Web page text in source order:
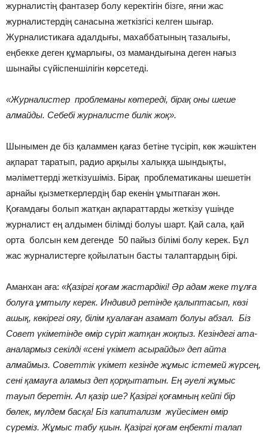
журналистің фантазер болу керектігін бізге, яғни жас
журналистердің санасына жеткізгісі келген шығар.
Журналистикаға адалдығы, махаббатының тазалығы,
еңбекке деген құмарлығы, оз мамандығына деген нағыз
шынайы сүйіспеншілігін көрсетеді.
«Журналистер проблеманы көтереді, бірақ оны шеше
алмайды. Себебі журналисте билік жоқ».
Шынымен де біз қаламмен қағаз бетіне түсіріп, көк жәшіктен
ақпарат таратып, радио арқылы халыққа шындықты,
мәліметтерді жеткізушіміз. Бірақ проблематиканы шешетін
арнайы қызметкерлердің бар екенін ұмытпаған жөн.
Қоғамдағы болып жатқан ақпараттарды жеткізу үшінде
журналист ең алдымен білімді болуы шарт. Қай сала, қай
орта болсын кем дегенде 50 пайыз білімі болу керек. Бұл
жас журналистерге қойылатын басты талаптардың бірі.
Аманхан аға: «Қазіргі қоғам жастардікі! Әр адам жеке тұлға
болуға ұмтылу керек. Индивид ретінде қалыптасып, көзі
ашық, көкірегі ояу, білім қуалаған азамат болуы абзал. Біз
Совет үкіметінде өмір сүріп жатқан жоқпыз. Кезіндегі ата-
аналармыз секілді «сені үкімет асырайды» деп айта
алмаймыз. Советтік үкімет кезінде жұмыс істемей жүрсең,
сені қамауға аламыз деп қорқытатын. Ең әуелі жұмыс
тауып беретін. Ал қазір ше? Қазіргі қоғамның кейпі бір
бөлек, мүлдем басқа! Біз капитализм жүйесімен өмір
сүреміз. Жұмыс табу қиын. Қазіргі қоғам еңбекті талап